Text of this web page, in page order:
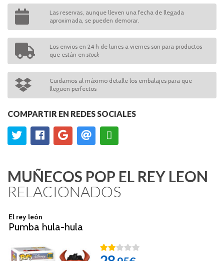
Las reservas, aunque lleven una fecha de llegada
aproximada, se pueden demorar.
Los envios en 24 h de lunes a viernes son para productos
que están en stock
Cuidamos al máximo detalle los embalajes para que
lleguen perfectos
COMPARTIR EN REDES SOCIALES
MUÑECOS POP EL REY LEON
RELACIONADOS
El rey león
Pumba hula-hula